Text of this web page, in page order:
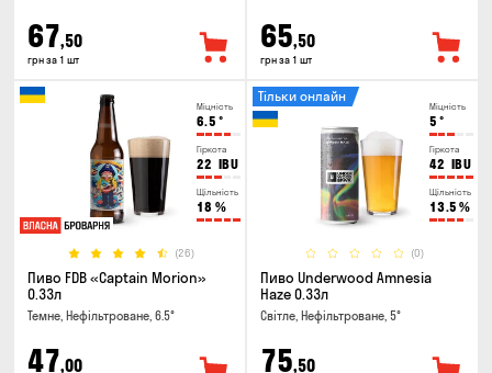
67,50
грн за 1 шт
65,50
грн за 1 шт
Міцність
6.5 °
Гіркота
22 IBU
Щільність
18 %
(26)
Пиво FDB «Captain Morion»
0.33л
Темне, Нефільтроване, 6.5°
47,00
Міцність
5 °
Гіркота
42 IBU
Щільність
13.5 %
(0)
Тільки онлайн
Пиво Underwood Amnesia
Haze 0.33л
Світле, Нефільтроване, 5°
75,50